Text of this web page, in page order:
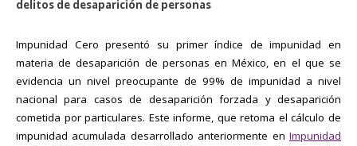
delitos de desaparición de personas
Impunidad Cero presentó su primer índice de impunidad en
materia de desaparición de personas en México, en el que se
evidencia un nivel preocupante de 99% de impunidad a nivel
nacional para casos de desaparición forzada y desaparición
cometida por particulares. Este informe, que retoma el cálculo de
impunidad acumulada desarrollado anteriormente en Impunidad